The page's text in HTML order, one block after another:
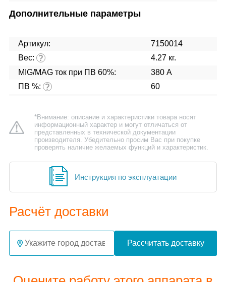
Дополнительные параметры
Артикул:
7150014
Вес: ?
4.27 кг.
MIG/MAG ток при ПВ 60%:
380 А
ПВ %: ? 60
*Внимание: описание и характеристики товара носят
информационный характер и могут отличаться от
представленных в технической документации
производителя. Убедительно просим Вас при покупке
проверять наличие желаемых функций и характеристик.
Инструкция по эксплуатации
Расчёт доставки
Рассчитать доставку